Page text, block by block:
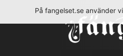
till
På fangelset.se använder